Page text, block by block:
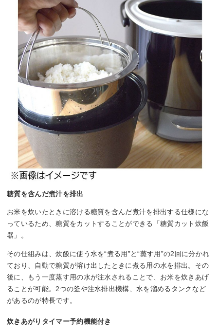
糖質を含んだ煮汁を排出
お米を炊いたときに溶ける糖質を含んだ煮汁を排出する仕様にな
っているため、糖質をカットすることができる「糖質カット炊飯
器」。
その仕組みは、炊飯に使う水を“煮る用”と“蒸す用”の2回に分かれ
ており、自動で糖質が溶け出したときに煮る用の水を排出。その
後に、もう一度蒸す用の水が注水されることで、お米を炊きあげ
ることが可能。2つの釜や注水排出機構、水を溜めるタンクなど
があるのが特長です。
炊きあがりタイマー予約機能付き